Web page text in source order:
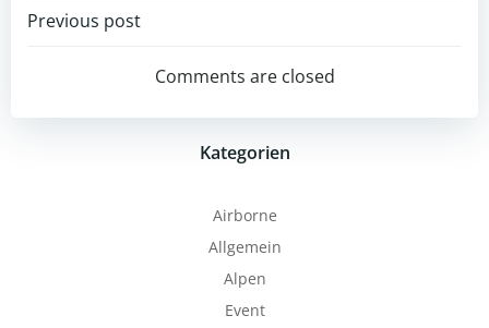
Post
navigation
Previous post
Comments are closed
Kategorien
Airborne
Allgemein
Alpen
Event